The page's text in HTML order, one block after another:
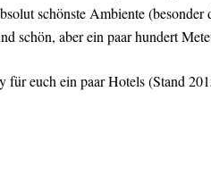
schönste Ambiente
schön, aber ein paar hundert
euch ein paar Hotels (Stand